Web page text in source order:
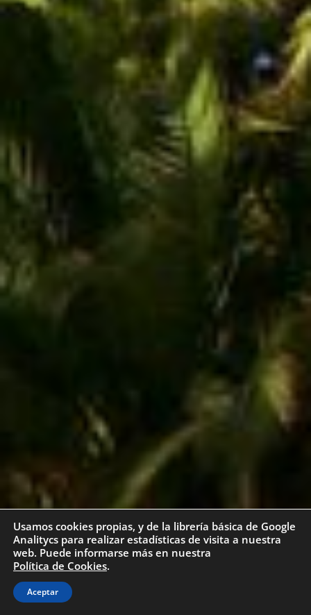
Usamos cookies propias, y de la librería básica de Google
Analitycs para realizar estadísticas de visita a nuestra
web. Puede informarse más en nuestra
Política de Cookies.
Aceptar